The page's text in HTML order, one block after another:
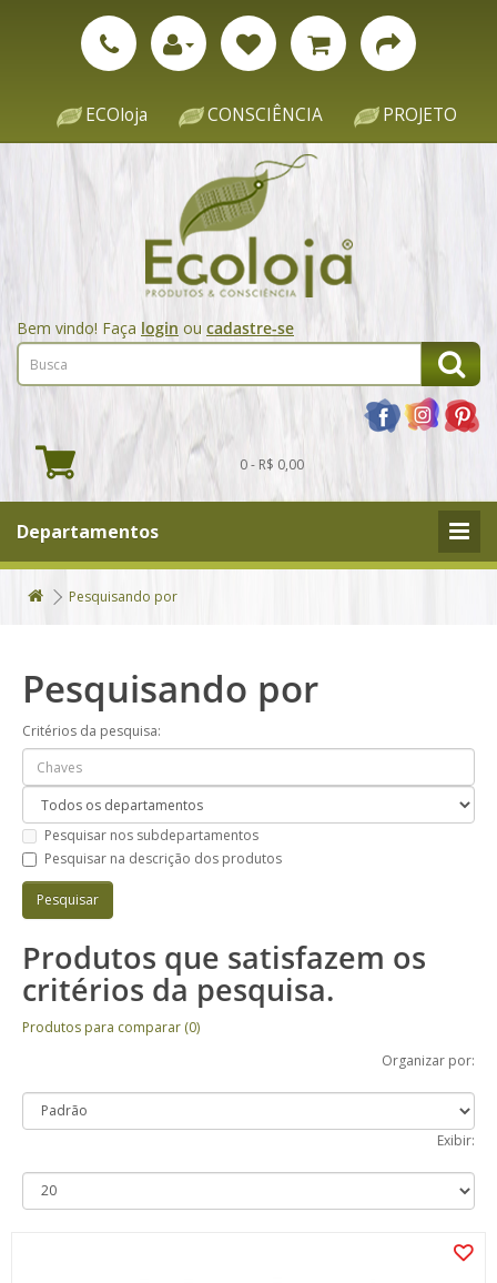
ECOloja CONSCIÊNCIA PROJETO
Bem vindo! Faça login ou cadastre-se
0 - R$ 0,00
Departamentos
Pesquisando por
Pesquisando por
Critérios da pesquisa:
Pesquisar nos subdepartamentos
Pesquisar na descrição dos produtos
Produtos que satisfazem os
critérios da pesquisa.
Produtos para comparar (0)
Organizar por:
Exibir: